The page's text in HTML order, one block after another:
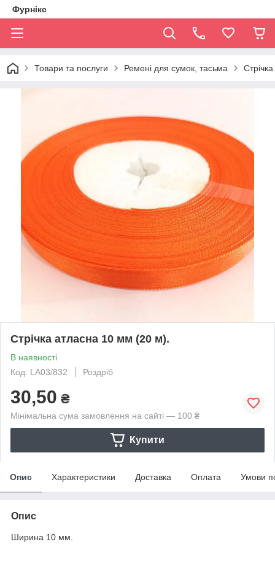
Фурнікс
Товари та послуги Ремені для сумок, тасьма
Стрічка атласна 10 мм (20 м).
В наявності
Код: LA03/832
Роздріб
30,50 ₴
Мінімальна сума замовлення на сайті — 100 ₴
Купити
Опис Характеристики Доставка Оплата Умови
Опис
Ширина 10 мм.